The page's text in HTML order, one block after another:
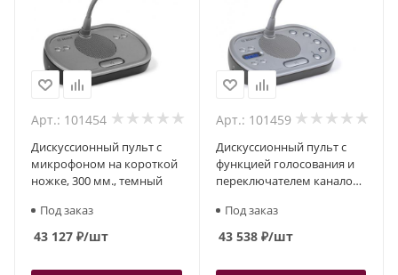
Арт.: 101454
Дискуссионный пульт с
микрофоном на короткой
ножке, 300 мм., темный
Под заказ
43 127 ₽/шт
Арт.: 101459
Дискуссионный пульт с
функцией голосования и
переключателем каналов,
Под заказ
43 538₽/шт